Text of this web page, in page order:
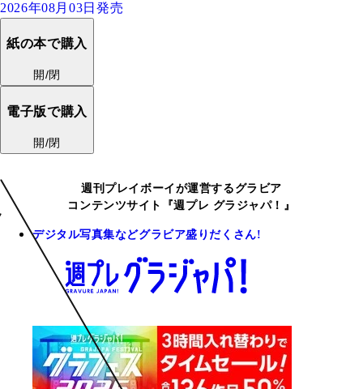
2026年08月03日発売
紙の本で購入
開/閉
電子版で購入
開/閉
週刊プレイボーイが運営するグラビア
コンテンツサイト『週プレ グラジャパ！』
デジタル写真集などグラビア盛りだくさん!